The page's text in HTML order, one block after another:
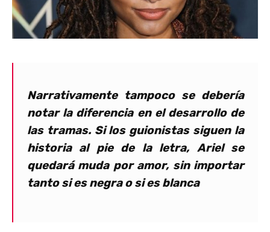
Narrativamente tampoco se debería
notar la diferencia en el desarrollo de
las tramas. Si los guionistas siguen la
historia al pie de la letra, Ariel se
quedará muda por amor, sin importar
tanto si es negra o si es blanca